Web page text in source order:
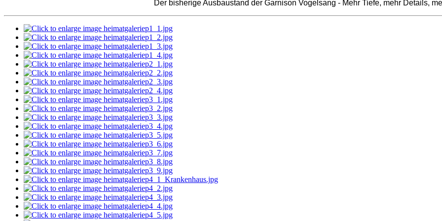
Der bisherige Ausbaustand der Garnison Vogelsang - Mehr Tiefe, mehr Details,